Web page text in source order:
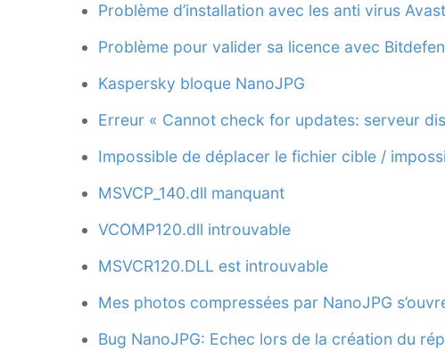
Problème d’installation avec les anti virus
Problème pour valider sa licence avec
Kaspersky bloque NanoJPG
Erreur « Cannot check for updates: serveur
Impossible de déplacer le fichier cible /
MSVCP_140.dll manquant
VCOMP120.dll introuvable
MSVCR120.DLL est introuvable
Mes photos compressées par NanoJPG
Bug NanoJPG: Echec lors de la création du